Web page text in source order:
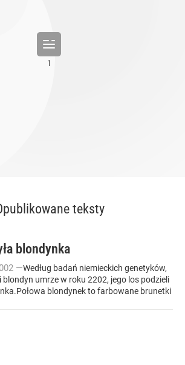
teksty
blondynka
—Według badań niemieckich genetyków,
umrze w roku 2202, jego los podzieli
blondynek to farbowane brunetki